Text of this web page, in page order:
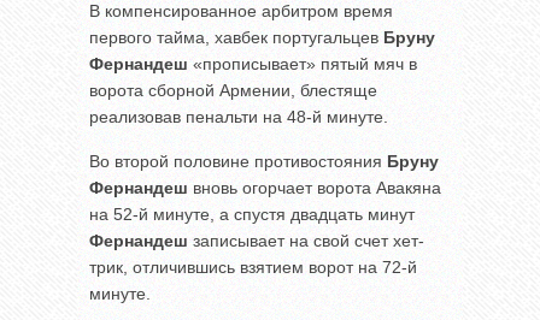
В компенсированное арбитром время
первого тайма, хавбек португальцев Бруну
Фернандеш «прописывает» пятый мяч в
ворота сборной Армении, блестяще
реализовав пенальти на 48-й минуте.
Во второй половине противостояния Бруну
Фернандеш вновь огорчает ворота Авакяна
на 52-й минуте, а спустя двадцать минут
Фернандеш записывает на свой счет хет-
трик, отличившись взятием ворот на 72-й
минуте.